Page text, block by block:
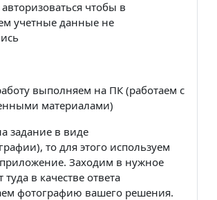
чтобы в
учетные данные не
выполняем на ПК (работаем с
материалами)
задание в виде
то для этого используем
Заходим в нужное
туда в качестве ответа
фотографию вашего решения.